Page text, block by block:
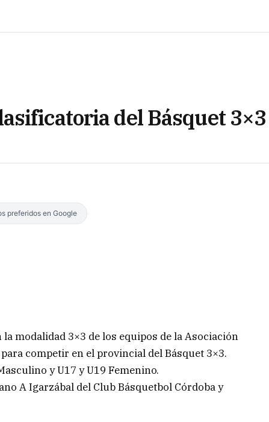
del Básquet 3×3
preferidos en Google
modalidad 3×3 de los equipos de la Asociación
competir en el provincial del Básquet 3×3.
y U17 y U19 Femenino.
A Igarzábal del Club Básquetbol Córdoba y